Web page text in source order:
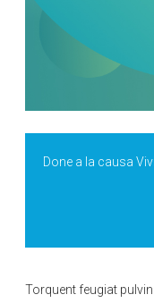
Done a la causa
Torquent feugiat